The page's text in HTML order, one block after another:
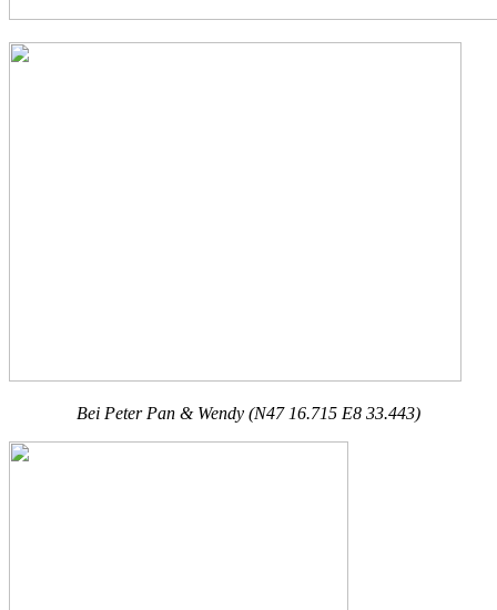
Bei Peter Pan & Wendy (N47 16.715 E8 33.443)